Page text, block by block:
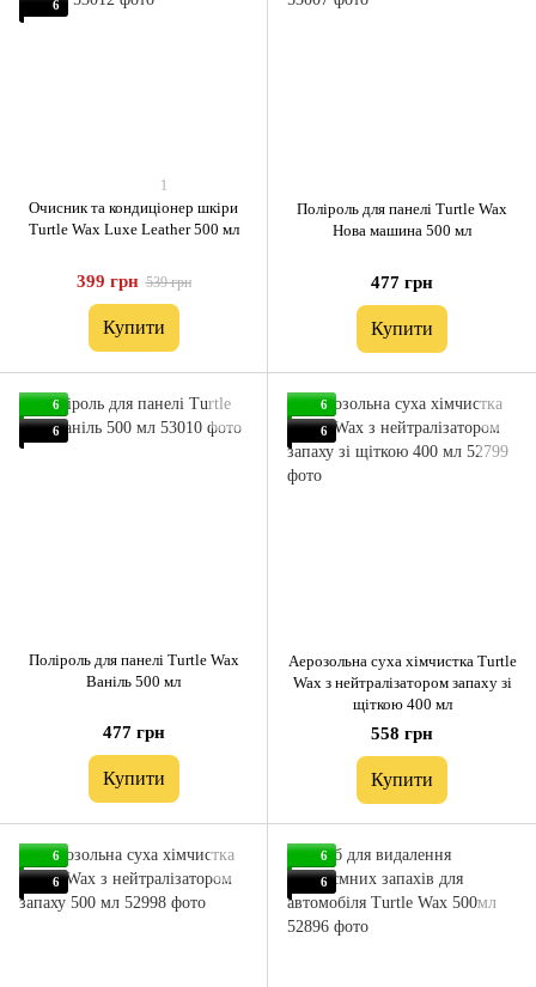
6
1
Очисник та кондиціонер шкіри
Turtle Wax Luxe Leather 500 мл
399 грн 539 грн
Купити
Поліроль для панелі Turtle Wax
Нова машина 500 мл
477 грн
Купити
6
6
Поліроль для панелі Turtle Wax
Ваніль 500 мл
477 грн
Купити
6
6
Аерозольна суха хімчистка Turtle
Wax з нейтралізатором запаху зі
щіткою 400 мл
558 грн
Купити
6
6
6
6